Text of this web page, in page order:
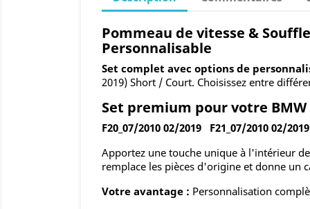
Pommeau de vitesse &
Personnalisable
Set complet avec options de
2019) Short / Court. Choisissez entre
Set premium pour votre BMW
F20_07/2010 02/2019 F21_07/2010 02/
Apportez une touche unique à l'intérieur de
remplace les pièces d'origine et donne un
Votre avantage : Personnalisation